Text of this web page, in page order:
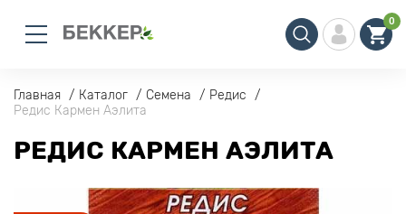
0
Главная Каталог Семена
Редис
Редис Кармен Аэлита
РЕДИС КАРМЕН АЭЛИТА